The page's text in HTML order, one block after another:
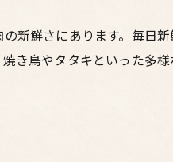
新鮮さにあります。毎日
き鳥やタタキといった多